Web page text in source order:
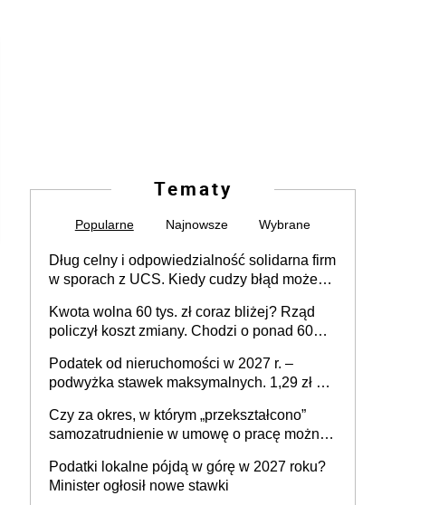
Tematy
Popularne Najnowsze Wybrane
Dług celny i odpowiedzialność solidarna firm
w sporach z UCS. Kiedy cudzy błąd może
Kwota wolna 60 tys. zł coraz bliżej? Rząd
policzył koszt zmiany. Chodzi o ponad 60
Podatek od nieruchomości w 2027 r. –
podwyżka stawek maksymalnych. 1,29 zł za
budynków i lokali związanych z
prowadzeniem działalności gospodarczej
Czy za okres, w którym „przekształcono”
samozatrudnienie w umowę o pracę można
umowy cywilnoprawnej jedynym
racjonalnym wyjściem
Podatki lokalne pójdą w górę w 2027 roku?
Minister ogłosił nowe stawki